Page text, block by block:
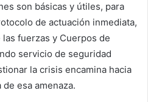
son básicas y útiles, para
de actuación inmediata,
fuerzas y Cuerpos de
servicio de seguridad
la crisis encamina hacia
esa amenaza.